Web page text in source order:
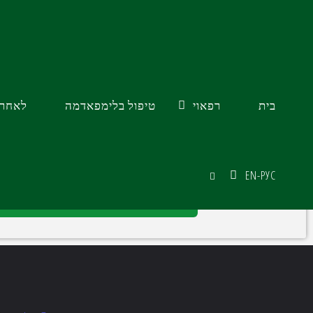
בית רפאוי טיפול בלימפאדמה​
EN-РУС
השאירו פרטים ונחזור